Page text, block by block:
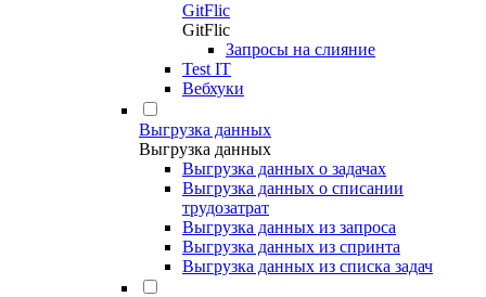
GitFlic
GitFlic
Запросы на слияние
Test IT
Вебхуки
Выгрузка данных
Выгрузка данных
Выгрузка данных о задачах
Выгрузка данных о списании
трудозатрат
Выгрузка данных из запроса
Выгрузка данных из спринта
Выгрузка данных из списка задач